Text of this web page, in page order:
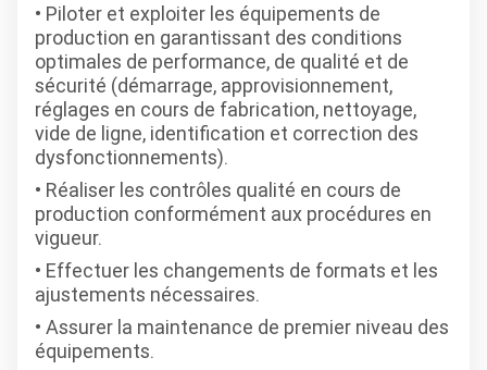
Piloter et exploiter les équipements de
production en garantissant des conditions
optimales de performance, de qualité et de
sécurité (démarrage, approvisionnement,
réglages en cours de fabrication, nettoyage,
vide de ligne, identification et correction des
dysfonctionnements).
Réaliser les contrôles qualité en cours de
production conformément aux procédures en
vigueur.
Effectuer les changements de formats et les
ajustements nécessaires.
Assurer la maintenance de premier niveau des
équipements.